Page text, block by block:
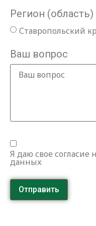
Регион (область)
Ставропольский
Ваш вопрос
Я даю свое согласие
данных
Отправить